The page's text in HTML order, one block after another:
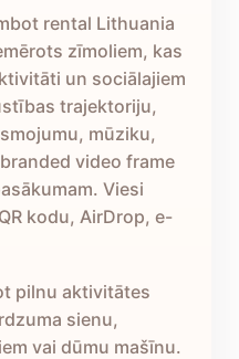
rental Lithuania
zīmoliem, kas
un sociālajiem
trajektoriju,
mūziku,
video frame
Viesi
kodu, AirDrop, e-
pilnu aktivitātes
sienu,
vai dūmu mašīnu.